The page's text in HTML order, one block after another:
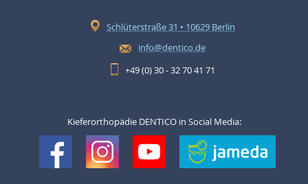
Schlüterstraße 31 • 10629 Berlin
info@dentico.de
+49 (0) 30 - 32 70 41 71
Kieferorthopädie DENTICO in Social Media: